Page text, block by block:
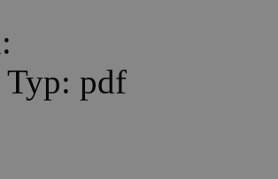
Typ: pdf